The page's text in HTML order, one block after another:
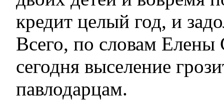
кредит целый год, и
Всего, по словам Елены
сегодня выселение
павлодарцам.